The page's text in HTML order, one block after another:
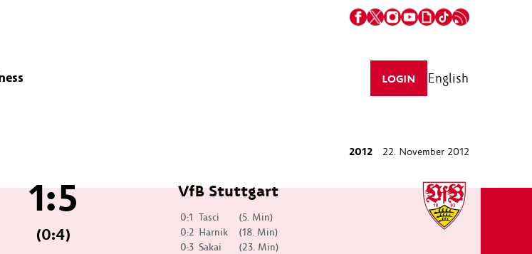
LOGIN English
2012 22. November 2012
VfB Stuttgart
0:1 Tasci
(5. Min)
0:2 Harnik
(18. Min)
0:3 Sakai
(23. Min)
1:5
(0:4)